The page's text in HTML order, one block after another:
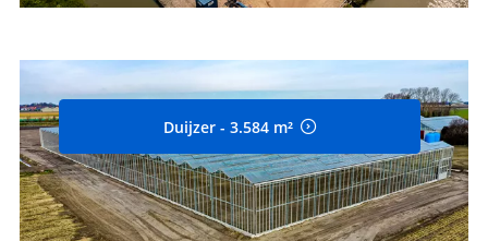
Duijzer - 3.584 m²